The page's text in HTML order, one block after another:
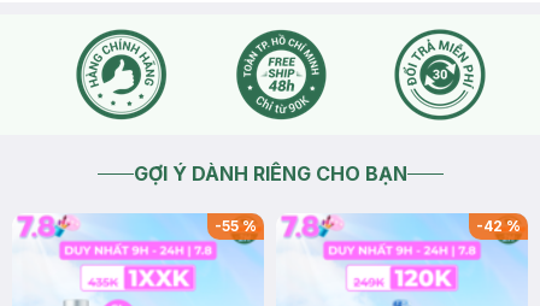
GỢI Ý DÀNH RIÊNG CHO BẠN
-55% -42%